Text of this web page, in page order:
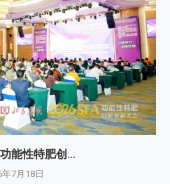
能性特肥创...
7月18日